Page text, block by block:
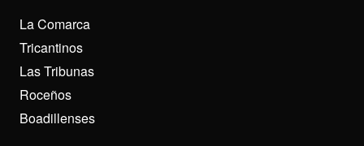
La Comarca
Tricantinos
Las Tribunas
Roceños
Boadillenses